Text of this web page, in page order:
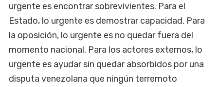
urgente es encontrar sobrevivientes. Para el
Estado, lo urgente es demostrar capacidad. Para
la oposición, lo urgente es no quedar fuera del
momento nacional. Para los actores externos, lo
urgente es ayudar sin quedar absorbidos por una
disputa venezolana que ningún terremoto